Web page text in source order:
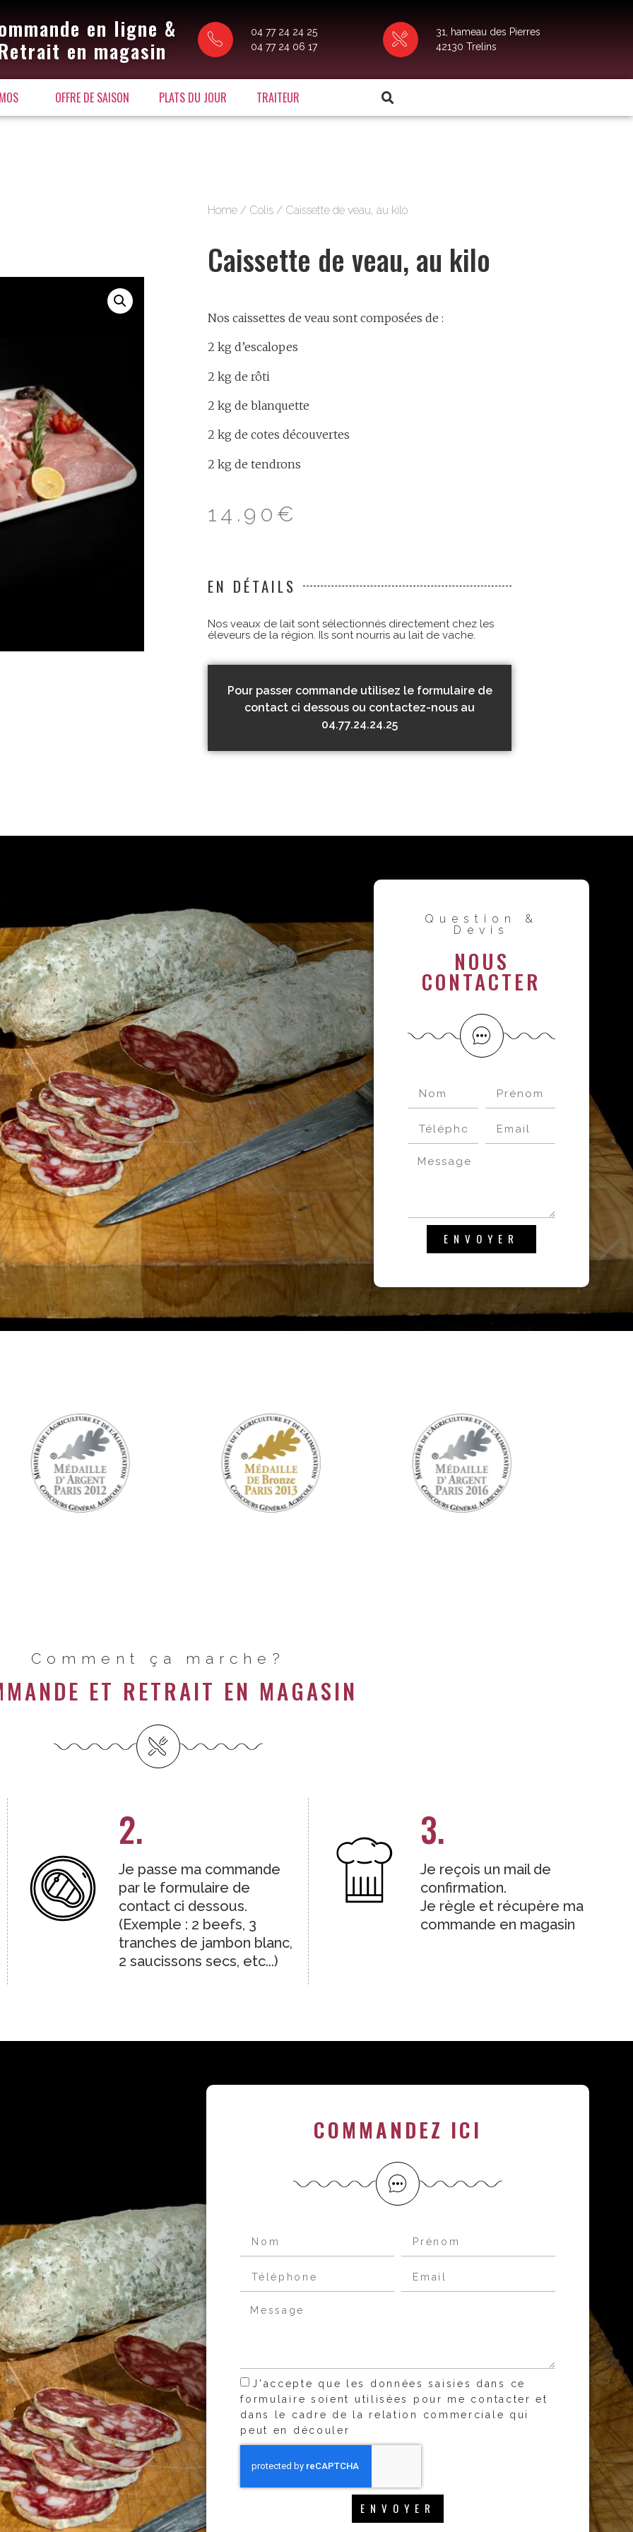
en ligne &
en magasin
04 77 24 24 25
04 77 24 06 17
31, hameau des Pierres
42130 Trelins
OFFRE DE SAISON PLATS DU JOUR TRAITEUR
Home / Colis / Caissette de veau, au kilo
Caissette de veau, au kilo
Nos caissettes de veau sont composées de :
2 kg d’escalopes
2 kg de rôti
2 kg de blanquette
2 kg de cotes découvertes
2 kg de tendrons
14.90 €
EN DÉTAILS
Nos veaux de lait sont sélectionnés directement chez les
éleveurs de la région. Ils sont nourris au lait de vache.
Pour passer commande utilisez le formulaire de
contact ci dessous ou contactez-nous au
04.77.24.24.25
Question &
Devis
NOUS
CONTACTER
ENVOYER
Comment ça marche?
ET RETRAIT EN MAGASIN
2.
Je passe ma commande
par le formulaire de
contact ci dessous.
(Exemple : 2 beefs, 3
tranches de jambon blanc,
2 saucissons secs, etc...)
3.
Je reçois un mail de
confirmation.
Je règle et récupère ma
commande en magasin
COMMANDEZ ICI
J'accepte que les données saisies dans ce
formulaire soient utilisées pour me contacter et
dans le cadre de la relation commerciale qui
peut en découler
ENVOYER